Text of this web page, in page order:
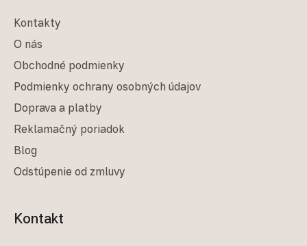
Kontakty
O nás
Obchodné podmienky
Podmienky ochrany osobných údajov
Doprava a platby
Reklamačný poriadok
Blog
Odstúpenie od zmluvy
Kontakt